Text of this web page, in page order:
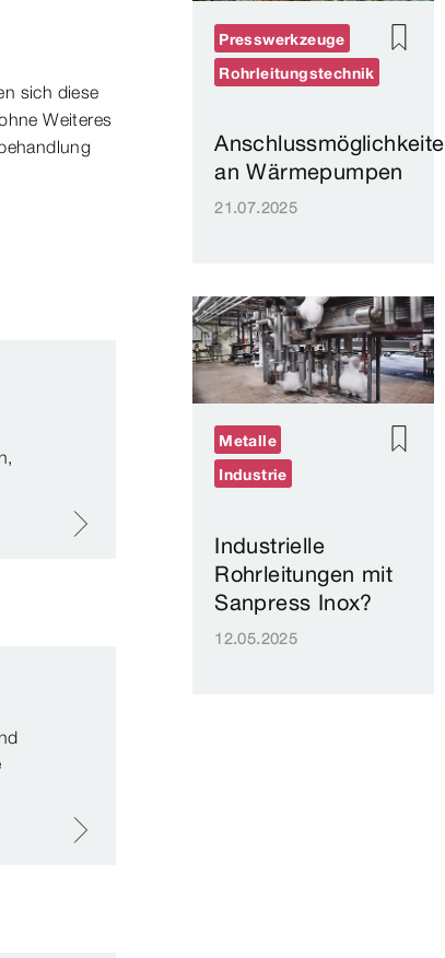
sich diese
Weiteres
an Wärmepumpen
21.07.2025
Presswerkzeuge
Rohrleitungstechnik
Industrielle
Rohrleitungen mit
Sanpress Inox?
12.05.2025
Metalle
Industrie